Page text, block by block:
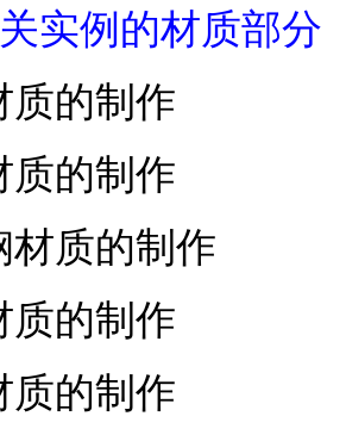
实例的材质部分
质的制作
质的制作
材质的制作
质的制作
质的制作